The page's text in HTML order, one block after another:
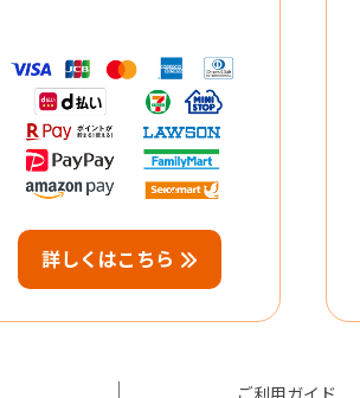
詳しくはこちら
ご利用ガイド